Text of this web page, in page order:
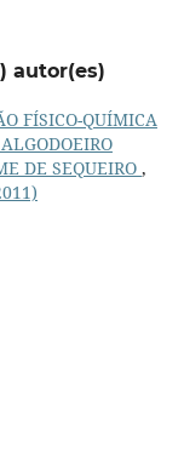
autor(es)
FÍSICO-QUÍMICA
DE SEQUEIRO ,